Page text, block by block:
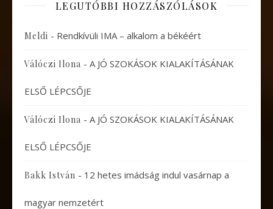
LEGUTÓBBI HOZZÁSZÓLÁSOK
Meldi - Rendkívüli IMA – alkalom a békéért
Válóczi Ilona - A JÓ SZOKÁSOK KIALAKÍTÁSÁNAK
ELSŐ LÉPCSŐJE
Válóczi Ilona - A JÓ SZOKÁSOK KIALAKÍTÁSÁNAK
ELSŐ LÉPCSŐJE
Bakk István - 12 hetes imádság indul vasárnap a
magyar nemzetért